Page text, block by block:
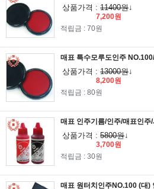
상품가격 : 11400원↓
7,200원
적립금 : 70원
상품가격 : 13000원↓
8,200원
적립금 : 80원
상품가격 : 5800원↓
3,700원
적립금 : 30원